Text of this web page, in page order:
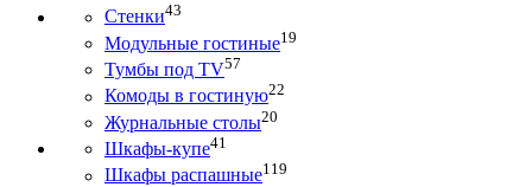
Стенки43
Модульные гостиные19
Тумбы под ТV57
Комоды в гостиную22
Журнальные столы20
Шкафы-купе41
Шкафы распашные119